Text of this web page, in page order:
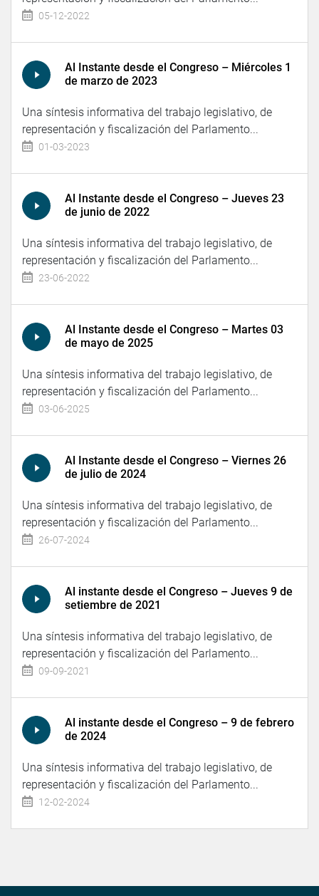
05-12-2022
Al Instante desde el Congreso – Miércoles 1
de marzo de 2023
Una síntesis informativa del trabajo legislativo, de
representación y fiscalización del Parlamento...
01-03-2023
Al Instante desde el Congreso – Jueves 23
de junio de 2022
Una síntesis informativa del trabajo legislativo, de
representación y fiscalización del Parlamento...
23-06-2022
Al Instante desde el Congreso – Martes 03
de mayo de 2025
Una síntesis informativa del trabajo legislativo, de
representación y fiscalización del Parlamento...
03-06-2025
Al Instante desde el Congreso – Viernes 26
de julio de 2024
Una síntesis informativa del trabajo legislativo, de
representación y fiscalización del Parlamento...
26-07-2024
Al instante desde el Congreso – Jueves 9 de
setiembre de 2021
Una síntesis informativa del trabajo legislativo, de
representación y fiscalización del Parlamento...
09-09-2021
Al instante desde el Congreso – 9 de febrero
de 2024
Una síntesis informativa del trabajo legislativo, de
representación y fiscalización del Parlamento...
12-02-2024